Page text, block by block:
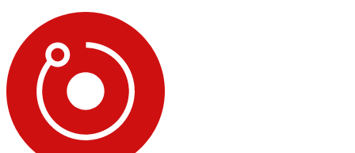
Ethereum
ETH